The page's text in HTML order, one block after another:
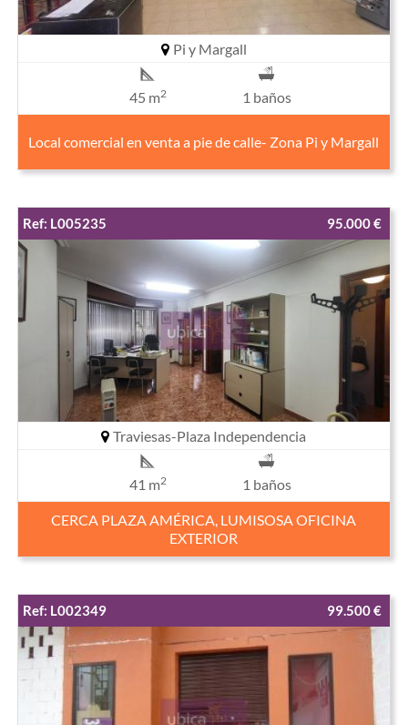
Pi y Margall
45 m2 1 baños
Local comercial en venta a pie de calle- Zona Pi y Margall
Ref: L005235 95.000 €
Traviesas-Plaza Independencia
41 m2 1 baños
CERCA PLAZA AMÉRICA, LUMISOSA OFICINA
EXTERIOR
Ref: L002349 99.500 €